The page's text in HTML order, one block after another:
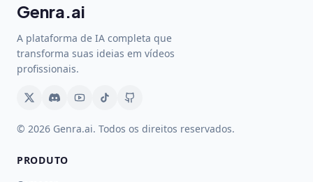
Genra.ai
A plataforma de IA completa que
transforma suas ideias em vídeos
profissionais.
© 2026 Genra.ai. Todos os direitos reservados.
PRODUTO